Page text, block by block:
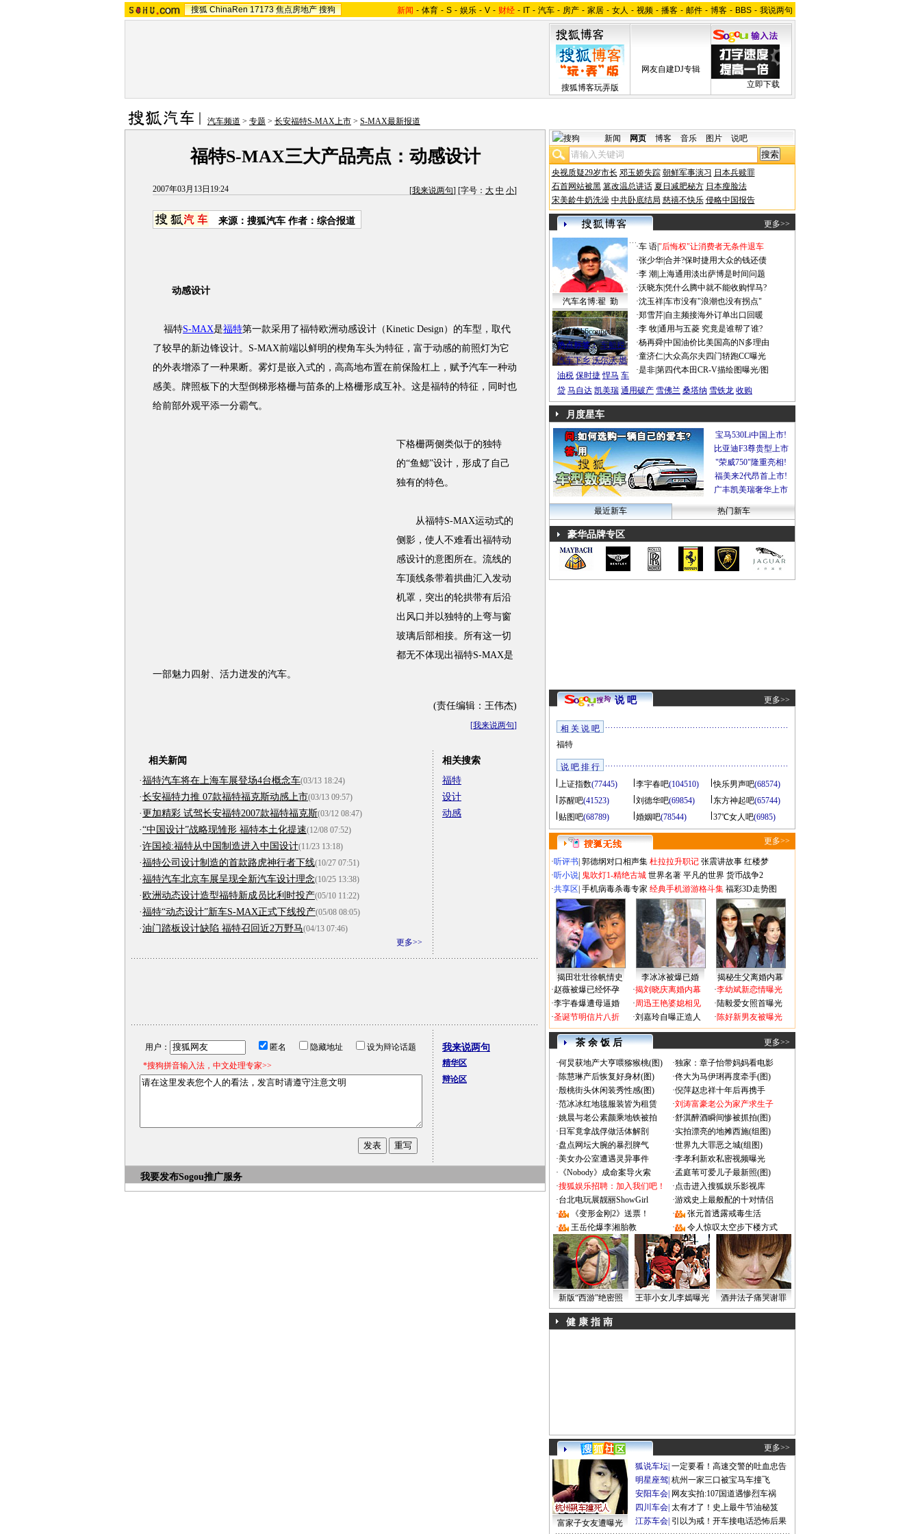
搜狐 ChinaRen 17173 焦点房地产 搜狗 新闻 - 体育 - S - 娱乐 - V - 财经 - IT - 汽车 - 房产 - 家居 - 女人 - 视频 - 播客 - 邮件 - 博客 - BBS - 我说两句
搜狐博客玩弄版
网友自建DJ专辑
立即下载
汽车频道 > 专题 > 长安福特S-MAX上市 > S-MAX最新报道
福特S-MAX三大产品亮点：动感设计
2007年03月13日19:24 [我来说两句] [字号： 大 中 小]
来源：搜狐汽车 作者：综合报道
动感设计
福特S-MAX是福特第一款采用了福特欧洲动感设计（Kinetic Design）的车型，取代
了较早的新边锋设计。S-MAX前端以鲜明的楔角车头为特征，富于动感的前照灯为它
的外表增添了一种果断。雾灯是嵌入式的，高高地布置在前保险杠上，赋予汽车一种动
感美。牌照板下的大型倒梯形格栅与苗条的上格栅形成互补。这是福特的特征，同时也
给前部外观平添一分霸气。
下格栅两侧类似于的独特
的“鱼鳃”设计，形成了自己
独有的特色。
从福特S-MAX运动式的
侧影，使人不难看出福特动
感设计的意图所在。流线的
车顶线条带着拱曲汇入发动
机罩，突出的轮拱带有后沿
出风口并以独特的上弯与窗
玻璃后部相接。所有这一切
都无不体现出福特S-MAX是
一部魅力四射、活力迸发的汽车。
(责任编辑：王伟杰)
[我来说两句]
相关新闻
·福特汽车将在上海车展登场4台概念车(03/13 18:24)
·长安福特力推 07款福特福克斯动感上市(03/13 09:57)
· 更加精彩 试驾长安福特2007款福特福克斯(03/12 08:47)
·“中国设计”战略现雏形 福特本土化提速(12/08 07:52)
·许国祯:福特从中国制造进入中国设计(11/23 13:18)
·福特公司设计制造的首款路虎神行者下线(10/27 07:51)
·福特汽车北京车展呈现全新汽车设计理念(10/25 13:38)
· 欧洲动态设计造型福特新成员比利时投产(05/10 11:22)
·福特“动态设计”新车S-MAX正式下线投产(05/08 08:05)
·油门踏板设计缺陷 福特召回近2万野马(04/13 07:46)
更多>>
相关搜索
福特
设计
动感
用户： 匿名 隐藏地址
设为辩论话题
*搜狗拼音输入法，中文处理专家>>
我来说两句
精华区
辩论区
我要发布Sogou推广服务
新闻 网页 博客 音乐 图片 说吧
央视质疑29岁市长 邓玉娇失踪 朝鲜军事演习 日本兵赎罪
石首网站被黑 篡改温总讲话 夏日减肥秘方 日本瘦脸法
宋美龄牛奶洗澡 中共卧底结局 慈禧不快乐 侵略中国报告
更多>>
汽车名博:翟 勤
帕萨特b6coupe谍照
·车 语|"后悔权"让消费者无条件退车
·张少华|合并?保时捷用大众的钱还债
·李 潮 上海通用淡出萨博是时间问题
·沃晓东|凭什么腾中就不能收购悍马?
·沈玉祥|车市没有"浪潮也没有拐点"
·郑雪芹| 自主频接海外订单出口回暖
·李 牧|通用与五菱 究竟是谁帮了谁?
·杨再舜|中国油价比美国高的N多理由
·童济仁|大众高尔夫四门轿跑CC曝光
·是非|第四代本田CR-V描绘图曝光/图
热点标签： 车船税
汽车下乡 沃尔沃 燃
油税 保时捷 悍马 车
贷 马自达 凯美瑞 通用破产 雪佛兰 桑塔纳 雪铁龙 收购
月度星车
宝马530Li中国上市!
比亚迪F3尊贵型上市
"荣威750"隆重亮相!
福美来2代昂首上市!
广丰凯美瑞奢华上市
最近新车 热门新车
豪华品牌专区
说 吧 更多>>
相 关 说 吧
福特
说 吧 排 行
上证指数(77445) 李宇春吧(104510) 快乐男声吧(68574)
苏醒吧(41523) 刘德华吧(69854) 东方神起吧(65744)
贴图吧(68789) 婚姻吧(78544) 37℃女人吧(6985)
更多>>
·听评书 郭德纲对口相声集 杜拉拉升职记 张震讲故事 红楼梦
·听小说 鬼吹灯1-精绝古城 世界名著 平凡的世界 货币战争2
·共享区 手机病毒杀毒专家 经典手机游游格斗集 福彩3D走势图
揭田壮壮徐帆情史 李冰冰被爆已婚
揭秘生父离婚内幕
·赵薇被爆已经怀孕
·李宇春爆遭母逼婚
·圣诞节明信片八折
·揭刘晓庆离婚内幕
·周迅王艳婆媳相见
·刘嘉玲自曝正造人
·李幼斌新恋情曝光
·陆毅爱女照首曝光
·陈好新男友被曝光
茶 余 饭 后 更多>>
·何炅获地产大亨喂猕猴桃(图) ·独家：章子怡带妈妈看电影
·陈慧琳产后恢复好身材(图) ·佟大为马伊琍再度牵手(图)
·殷桃街头休闲装秀性感(图) ·倪萍赵忠祥十年后再携手
·范冰冰红地毯服装皆为租赁 ·刘涛富豪老公为家产求生子
·姚晨与老公素颜乘地铁被拍 ·舒淇醉酒瞬间惨被抓拍(图)
· 日军竟拿战俘做活体解剖 ·实拍漂亮的地摊西施(组图)
·盘点网坛大腕的暴烈脾气 ·世界九大罪恶之城(组图)
·美女办公室遭遇灵异事件 ·李孝利新欢私密视频曝光
· 《Nobody》成命案导火索 ·孟庭苇可爱儿子最新照(图)
·搜狐娱乐招聘：加入我们吧！ ·点击进入搜狐娱乐影视库
·台北电玩展靓丽ShowGirl ·游戏史上最般配的十对情侣
·
《变形金刚2》送票！ ·
张元首透露戒毒生活
·
王岳伦爆李湘胎教 · 令人惊叹太空步下楼方式
新版“西游”绝密照 王菲小女儿李嫣曝光 酒井法子痛哭谢罪
健 康 指 南
更多>>
富家子女友遭曝光
狐说车坛 一定要看！高速交警的吐血忠告
明星座驾 杭州一家三口被宝马车撞飞
安阳车会 网友实拍:107国道遇惨烈车祸
四川车会 太有才了！史上最牛节油秘笈
江苏车会 引以为戒！开车接电话恐怖后果